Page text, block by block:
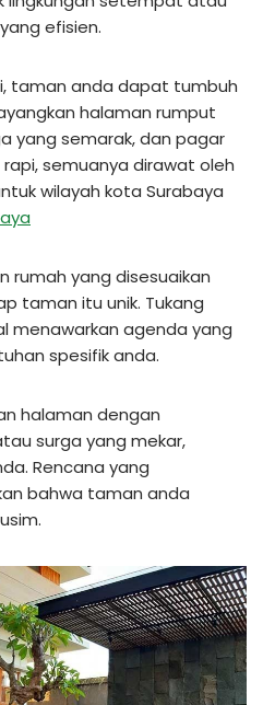
efisien.
taman anda dapat tumbuh
halaman rumput
yang semarak, dan pagar
semuanya dirawat oleh
wilayah kota Surabaya
rumah yang disesuaikan
taman itu unik. Tukang
menawarkan agenda yang
spesifik anda.
halaman dengan
surga yang mekar,
Rencana yang
bahwa taman anda